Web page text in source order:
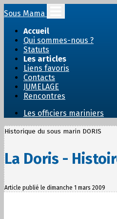
Sous Mama
Accueil
Qui sommes-nous ?
Statuts
Les articles
Liens favoris
Contacts
JUMELAGE
Rencontres
Les officiers mariniers
Historique du sous marin DORIS
La Doris -
Article publié le dimanche 1 mars 2009